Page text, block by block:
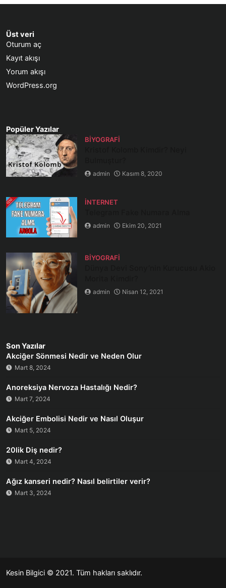
Üst veri
Oturum aç
Kayıt akışı
Yorum akışı
WordPress.org
Popüler Yazılar
BIYOGRAFI
admin Kasım 8, 2020
İNTERNET
admin Ekim 20, 2021
BIYOGRAFI
admin Nisan 12, 2021
Son Yazılar
Akciğer Sönmesi Nedir ve Neden Olur
Mart 8, 2024
Anoreksiya Nervoza Hastalığı Nedir?
Mart 7, 2024
Akciğer Embolisi Nedir ve Nasıl Oluşur
Mart 5, 2024
20lik Diş nedir?
Mart 4, 2024
Ağız kanseri nedir? Nasıl belirtiler verir?
Mart 3, 2024
Kesin Bilgici © 2021. Tüm hakları saklıdır.